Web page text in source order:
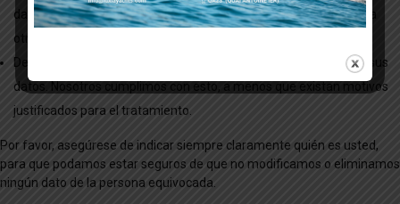
datos personales al responsable y a transferirlos íntegramente a
otro responsable del tratamiento de datos.
Derecho de oposición: usted puede oponerse al tratamiento de sus
datos. Nosotros cumplimos con esto, a menos que existan motivos
justificados para el tratamiento.
Por favor, asegúrese de indicar siempre claramente quién es usted,
para que podamos estar seguros de que no modificamos o eliminamos
ningún dato de la persona equivocada.